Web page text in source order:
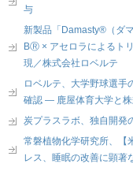
与
新製品「Damasty®（ダ
BⓇ × アセロラによるト
現／株式会社ロベルテ
ロベルテ、大学野球選手
確認 ― 鹿屋体育大学と
炭プラスラボ、独自開発
常磐植物化学研究所、【
レス、睡眠の改善に顕著